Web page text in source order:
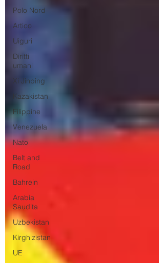
Polo Nord
Artico
Uiguri
Diritti
umani
Xi Jinping
Kazakistan
Filippine
Venezuela
Nato
Belt and
Road
Bahrein
Arabia
Saudita
Uzbekistan
Kirghizistan
UE